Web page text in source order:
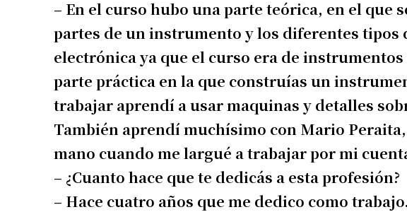
Dirección de correo electrónico
Nombre
Apellidos
Número de teléfono
– En el curso hubo una parte teórica, en el que
partes de un instrumento y los diferentes tipos
electrónica ya que el curso era de
parte práctica en la que construías un
trabajar aprendí a usar maquinas y detalles
También aprendí muchísimo con Mario
mano cuando me largué a trabajar por mi
– ¿Cuanto hace que te dedicás a esta profesión?
– Hace cuatro años que me dedico como